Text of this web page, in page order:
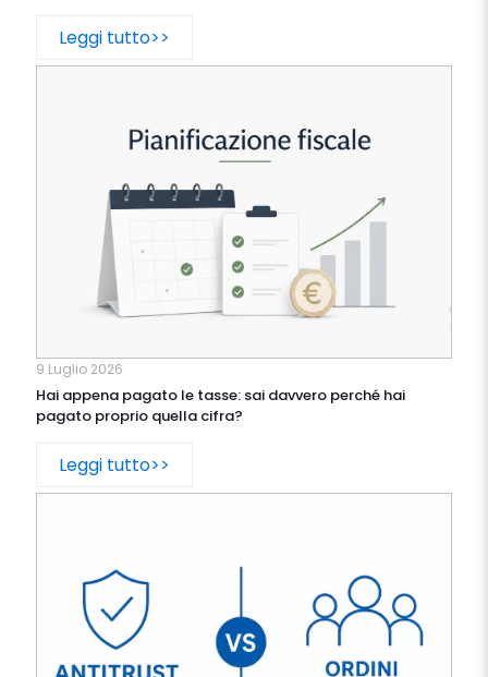
Leggi tutto>>
9 Luglio 2026
Hai appena pagato le tasse: sai davvero perché hai
pagato proprio quella cifra?
Leggi tutto>>